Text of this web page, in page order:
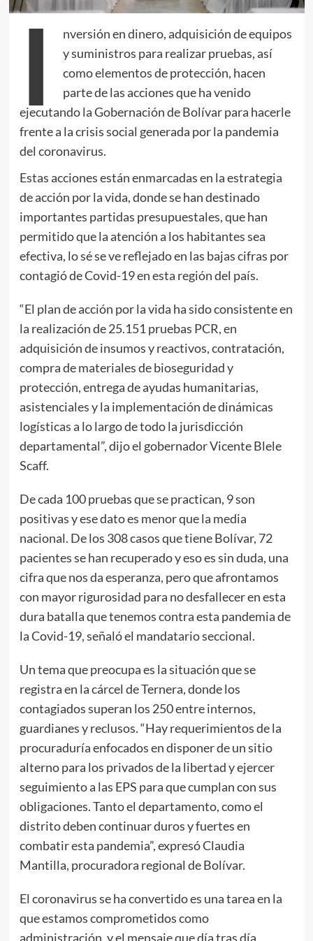
I
nversión en dinero, adquisición de equipos
y suministros para realizar pruebas, así
como elementos de protección, hacen
parte de las acciones que ha venido
ejecutando la Gobernación de Bolívar para hacerle
frente a la crisis social generada por la pandemia
del coronavirus.
Estas acciones están enmarcadas en la estrategia
de acción por la vida, donde se han destinado
importantes partidas presupuestales, que han
permitido que la atención a los habitantes sea
efectiva, lo sé se ve reflejado en las bajas cifras por
contagió de Covid-19 en esta región del país.
“El plan de acción por la vida ha sido consistente en
la realización de 25.151 pruebas PCR, en
adquisición de insumos y reactivos, contratación,
compra de materiales de bioseguridad y
protección, entrega de ayudas humanitarias,
asistenciales y la implementación de dinámicas
logísticas a lo largo de todo la jurisdicción
departamental”, dijo el gobernador Vicente Blele
Scaff.
De cada 100 pruebas que se practican, 9 son
positivas y ese dato es menor que la media
nacional. De los 308 casos que tiene Bolívar, 72
pacientes se han recuperado y eso es sin duda, una
cifra que nos da esperanza, pero que afrontamos
con mayor rigurosidad para no desfallecer en esta
dura batalla que tenemos contra esta pandemia de
la Covid-19, señaló el mandatario seccional.
Un tema que preocupa es la situación que se
registra en la cárcel de Ternera, donde los
contagiados superan los 250 entre internos,
guardianes y reclusos. “Hay requerimientos de la
procuraduría enfocados en disponer de un sitio
alterno para los privados de la libertad y ejercer
seguimiento a las EPS para que cumplan con sus
obligaciones. Tanto el departamento, como el
distrito deben continuar duros y fuertes en
combatir esta pandemia”, expresó Claudia
Mantilla, procuradora regional de Bolívar.
El coronavirus se ha convertido es una tarea en la
que estamos comprometidos como
administración, y el mensaje que día tras día